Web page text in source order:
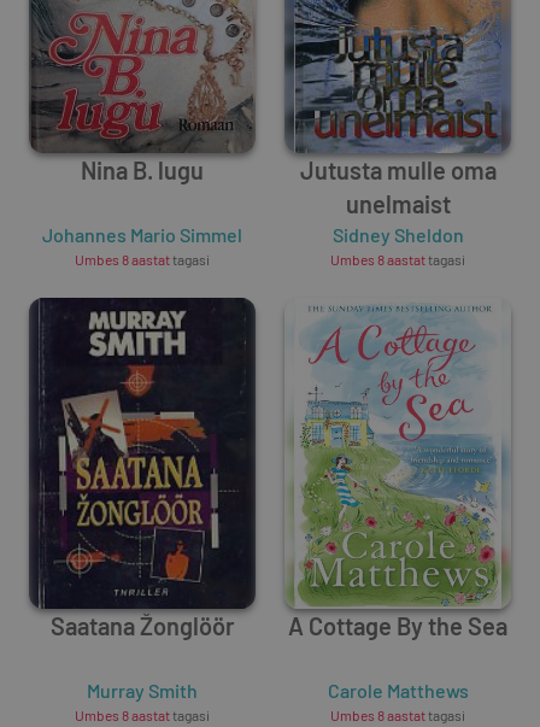
Nina B. lugu
Johannes Mario Simmel
Umbes 8 aastattagasi
Jutusta mulle oma
unelmaist
Sidney Sheldon
Umbes 8 aastattagasi
Saatana Žonglöör
Murray Smith
Umbes 8 aastattagasi
A Cottage By the Sea
Carole Matthews
Umbes 8 aastattagasi